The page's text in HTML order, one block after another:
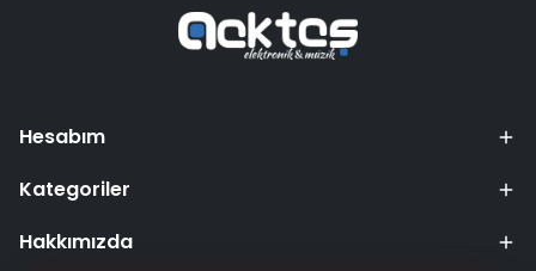
Hesabım
Kategoriler
Hakkımızda